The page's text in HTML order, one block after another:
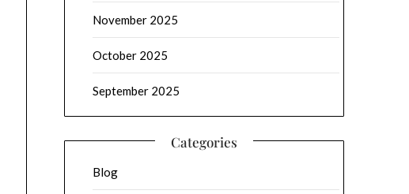
November 2025
October 2025
September 2025
Categories
Blog